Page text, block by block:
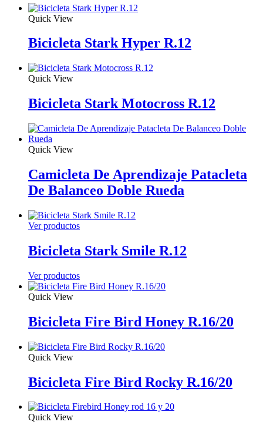
Quick View
Bicicleta Stark Hyper R.12
Quick View
Bicicleta Stark Motocross R.12
Quick View
Camicleta De Aprendizaje Patacleta
De Balanceo Doble Rueda
Ver productos
Bicicleta Stark Smile R.12
Ver productos
Quick View
Bicicleta Fire Bird Honey R.16/20
Quick View
Bicicleta Fire Bird Rocky R.16/20
Quick View